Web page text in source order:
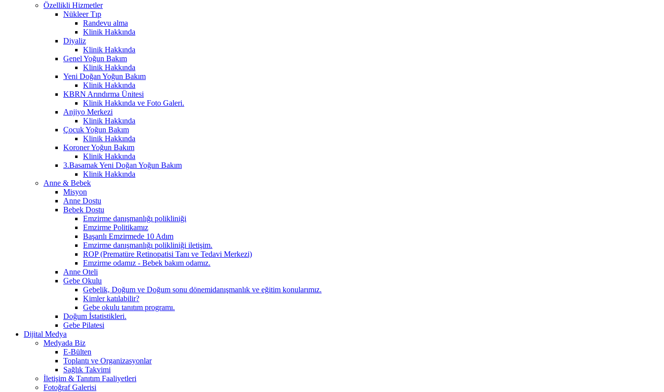
Özellikli Hizmetler
Nükleer Tıp
Randevu alma
Klinik Hakkında
Diyaliz
Klinik Hakkında
Genel Yoğun Bakım
Klinik Hakkında
Yeni Doğan Yoğun Bakım
Klinik Hakkında
KBRN Arındırma Ünitesi
Klinik Hakkında ve Foto Galeri.
Anjiyo Merkezi
Klinik Hakkında
Çocuk Yoğun Bakım
Klinik Hakkında
Koroner Yoğun Bakım
Klinik Hakkında
3.Basamak Yeni Doğan Yoğun Bakım
Klinik Hakkında
Anne & Bebek
Misyon
Anne Dostu
Bebek Dostu
Emzirme danışmanlığı polikliniği
Emzirme Politikamız
Başarılı Emzirmede 10 Adım
Emzirme danışmanlığı polikliniği iletişim.
ROP (Prematüre Retinopatisi Tanı ve Tedavi Merkezi)
Emzirme odamız - Bebek bakım odamız.
Anne Oteli
Gebe Okulu
Gebelik, Doğum ve Doğum sonu dönemidanışmanlık ve eğitim konularımız.
Kimler katılabilir?
Gebe okulu tanıtım programı.
Doğum İstatistikleri.
Gebe Pilatesi
Dijital Medya
Medyada Biz
E-Bülten
Toplantı ve Organizasyonlar
Sağlık Takvimi
İletişim & Tanıtım Faaliyetleri
Fotoğraf Galerisi